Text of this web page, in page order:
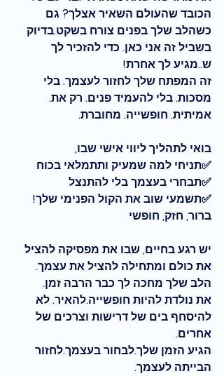
הכובד שהעולם השאיר אצלך? גם
כשהלב שלך בפנים צורח בשקט.בדיוק
בשביל זה אני כאן. כדי להזכיר לך
ש..מגיע לך אחרת!
זה המפתח שלך לחזור לעצמך. בלי
מסכות. בלי להעמיד פנים. רק את.
אמיתית. חופשייה. מחוברת.
בואי לתהליך ליווי אישי שבו,
✅תניחי למה שמעיק ותתמלאי בכוח
✅תבחרי בעצמך בלי להתנצל
✅תשמעי שוב את הקול הפנימי שלך!
ברור, חזק, חופשי
יש רגע בחיים, שבו את מפסיקה להציל
את כולם ומתחילה להציל את עצמך.
הלב שלך מחכה לך כבר הרבה זמן.
את נולדת להיות חופשייה.להאיר. לא
להיסחף בים של דרישות וצרכים של
אחרים.
הגיע הזמן שלך.לבחור בעצמך.לחזור
הבייתה לעצמך.